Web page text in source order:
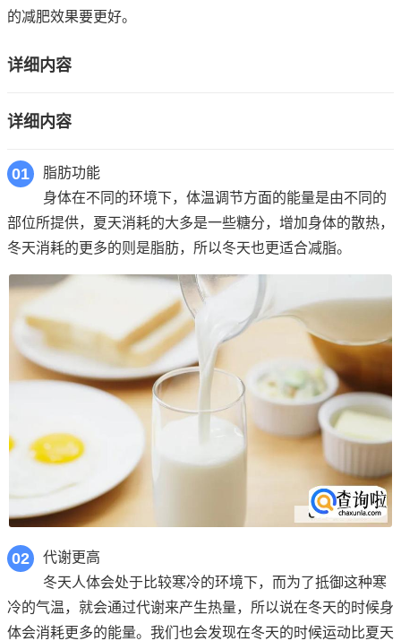
的减肥效果要更好。
详细内容
详细内容
01
脂肪功能
身体在不同的环境下，体温调节方面的能量是由不同的
部位所提供，夏天消耗的大多是一些糖分，增加身体的散热，
冬天消耗的更多的则是脂肪，所以冬天也更适合减脂。
02
代谢更高
冬天人体会处于比较寒冷的环境下，而为了抵御这种寒
冷的气温，就会通过代谢来产生热量，所以说在冬天的时候身
体会消耗更多的能量。我们也会发现在冬天的时候运动比夏天